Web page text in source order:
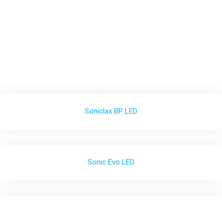
Soniclax BP LED
Sonic Evo LED